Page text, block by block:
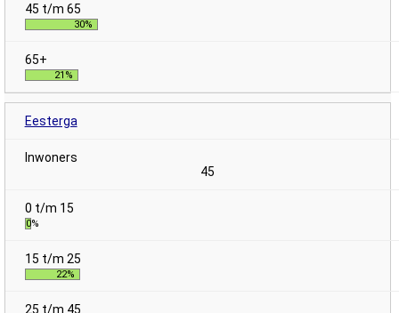
30%
21%
Eesterga
45
0%
22%